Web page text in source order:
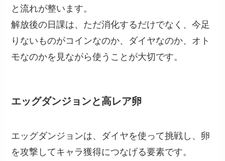
と流れが整います。
解放後の日課は、ただ消化するだけでなく、今足
りないものがコインなのか、ダイヤなのか、オト
モなのかを見ながら使うことが大切です。
エッグダンジョンと高レア卵
エッグダンジョンは、ダイヤを使って挑戦し、卵
を攻撃してキャラ獲得につなげる要素です。